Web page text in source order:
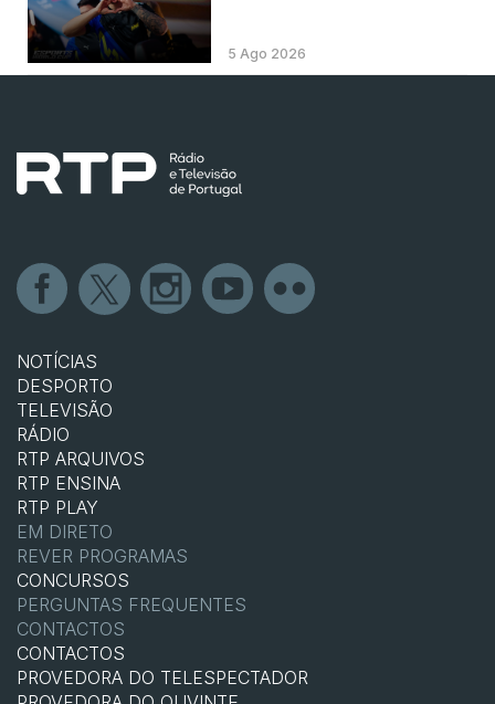
5 Ago 2026
NOTÍCIAS
DESPORTO
TELEVISÃO
RÁDIO
RTP ARQUIVOS
RTP ENSINA
RTP PLAY
EM DIRETO
REVER PROGRAMAS
CONCURSOS
PERGUNTAS FREQUENTES
CONTACTOS
CONTACTOS
PROVEDORA DO TELESPECTADOR